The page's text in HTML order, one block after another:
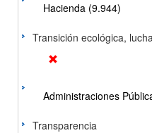
Hacienda (9.944)
Transición ecológica,
Administraciones
Transparencia